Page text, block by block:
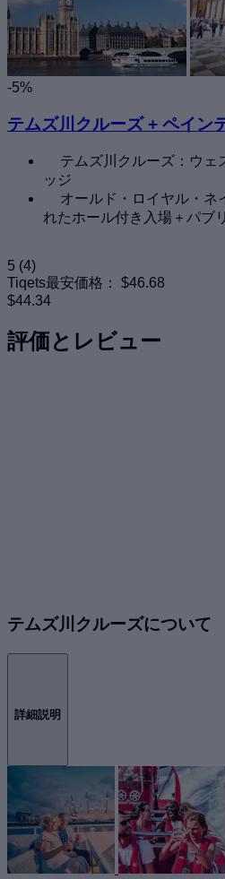
-5%
テムズ川クルーズ + ペイン
テムズ川クルーズ：ウェ
ッジ
オールド・ロイヤル・ネ
れたホール付き入場＋パブ
5 (4)
Tiqets最安価格：
$46.68
$44.34
評価とレビュー
テムズ川クルーズについて
詳細説明